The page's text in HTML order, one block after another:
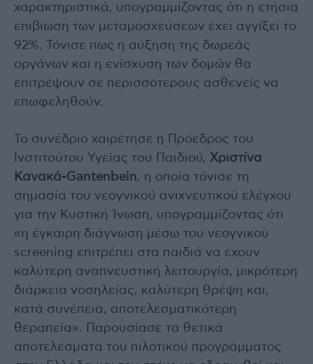
χαρακτηριστικά, υπογραμμίζοντας ότι η ετήσια
επιβίωση των μεταμοσχεύσεων έχει αγγίξει το
92%. Τόνισε πως η αύξηση της δωρεάς
οργάνων και η ενίσχυση των δομών θα
επιτρέψουν σε περισσότερους ασθενείς να
επωφεληθούν.
Το συνέδριο χαιρέτησε η Πρόεδρος του
Ινστιτούτου Υγείας του Παιδιού, Χριστίνα
Κανακά-Gantenbein, η οποία τόνισε τη
σημασία του νεογνικού ανιχνευτικού ελέγχου
για την Κυστική Ίνωση, υπογραμμίζοντας ότι
«η έγκαιρη διάγνωση μέσω του νεογνικού
screening επιτρέπει στα παιδιά να έχουν
καλύτερη αναπνευστική λειτουργία, μικρότερη
διάρκεια νοσηλείας, καλύτερη θρέψη και,
κατά συνέπεια, αποτελεσματικότερη
θεραπεία». Παρουσίασε τα θετικά
αποτελέσματα του πιλοτικού προγράμματος